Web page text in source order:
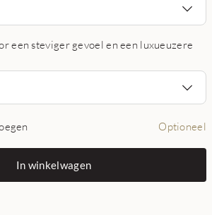
een steviger gevoel en een luxueuzere
Optioneel
In winkelwagen